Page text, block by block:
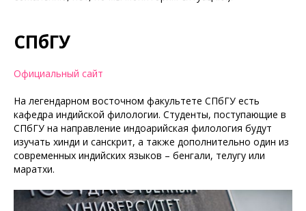
СПбГУ
Официальный сайт
На легендарном восточном факультете СПбГУ есть
кафедра индийской филологии. Студенты, поступающие в
СПбГУ на направление индоарийская филология будут
изучать хинди и санскрит, а также дополнительно один из
современных индийских языков – бенгали, телугу или
маратхи.